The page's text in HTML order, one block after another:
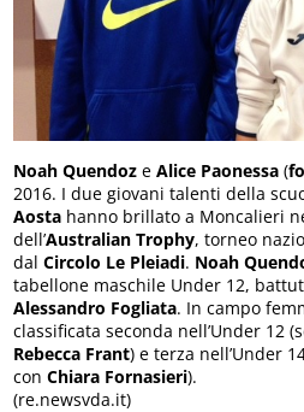
Noah Quendoz eAlice Paonessa (
2016. I due giovani talenti della
Aosta hanno brillato a Moncalieri
dell’Australian Trophy, torneo
dalCircolo Le Pleiadi. Noah
tabellone maschile Under 12,
Alessandro Fogliata. In campo
classificata seconda nell’Under 12
Rebecca Frant) e terza nell’Under
conChiara Fornasieri).
(re.newsvda.it)